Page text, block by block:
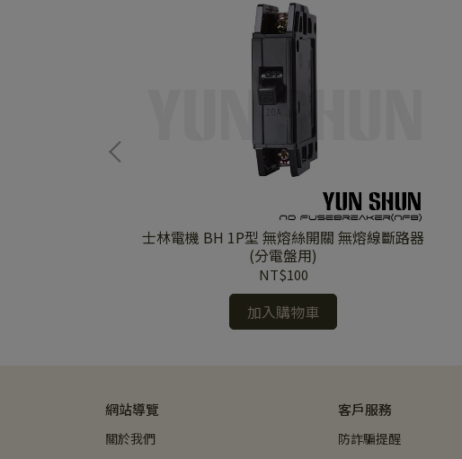
士林電機 BH 1P型 無熔絲開關 無熔線斷路器
(分電盤用)
NT$100
加入購物車
網站導覽
關於我們
客戶服務
防詐騙提醒